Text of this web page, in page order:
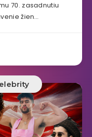
70. zasadnutiu
žien…